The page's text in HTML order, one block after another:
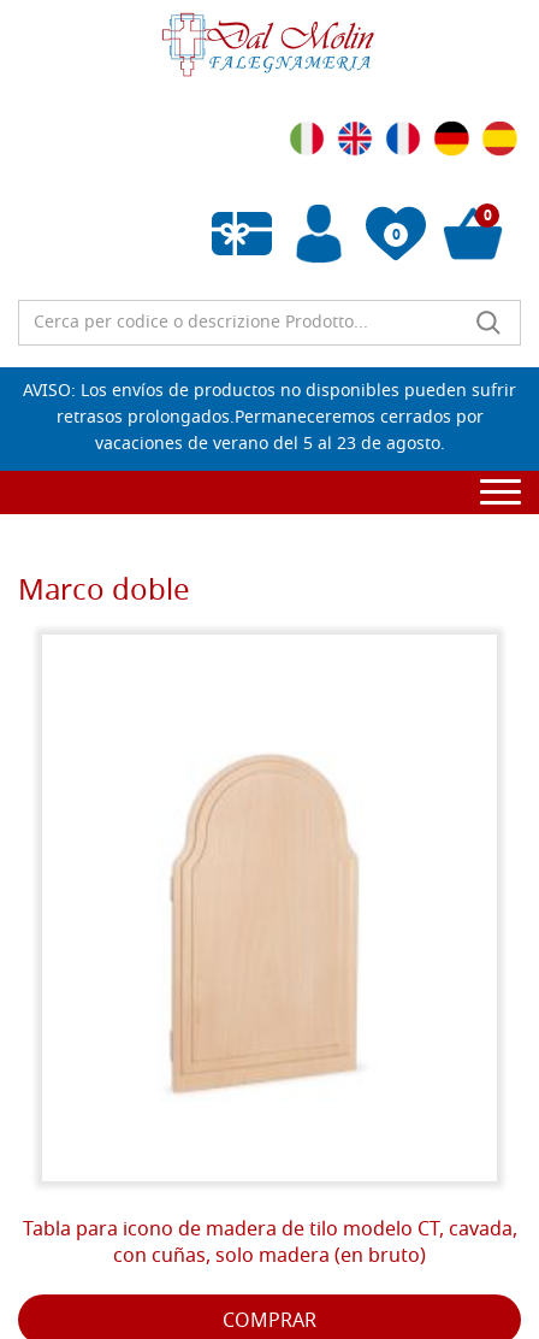
0
Lista de deseos vacía
0
AVISO: Los envíos de productos no disponibles pueden sufrir
retrasos prolongados.Permaneceremos cerrados por
vacaciones de verano del 5 al 23 de agosto.
Marco doble
Tabla para icono de madera de tilo modelo CT, cavada,
con cuñas, solo madera (en bruto)
COMPRAR